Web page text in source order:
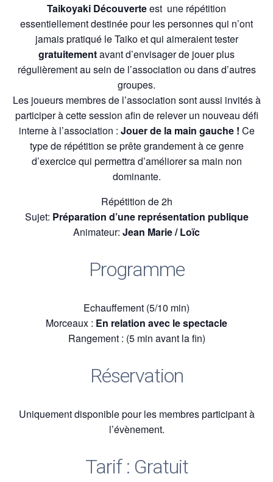
Taikoyaki Découverteest une répétition
essentiellement destinée pour les personnes qui n’ont
jamais pratiqué le Taiko et qui aimeraient tester
gratuitementavant d’envisager de jouer plus
régulièrement au sein de l’association ou dans d’autres
groupes.
Les joueurs membres de l’association sont aussi invités à
participer à cette session afin de relever un nouveau défi
interne à l’association : Jouer de la main gauche ! Ce
type de répétition se prête grandement à ce genre
d’exercice qui permettra d’améliorer sa main non
dominante.
Répétition de 2h
Sujet: Préparation d’une représentation publique
Animateur: Jean Marie / Loïc
Programme
Echauffement (5/10 min)
Morceaux : En relation avec le spectacle
Rangement : (5 min avant la fin)
Réservation
Uniquement disponible pour les membres participant à
l’évènement.
Tarif : Gratuit